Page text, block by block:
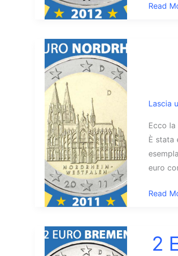
2
Read
Lascia
Ecco
È stata
euro
2
Read
2